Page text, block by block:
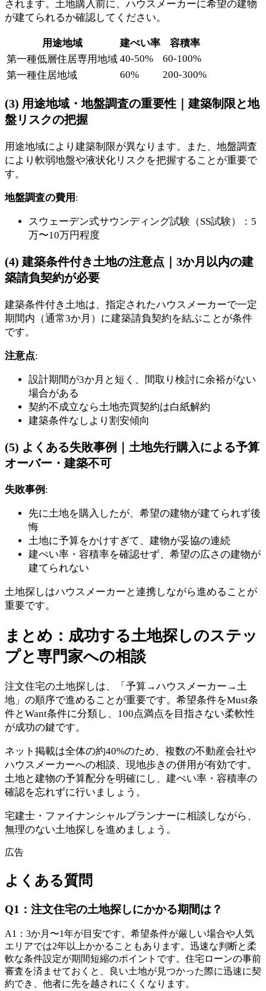
されます。土地購入前に、ハウスメーカーに希望の建物
が建てられるか確認してください。
用途地域 建ぺい率
容積率
第一種低層住居専用地域 40-50%
60-100%
第一種住居地域
60% 200-300%
(3) 用途地域・地盤調査の重要性｜建築制限と地
盤リスクの把握
用途地域により建築制限が異なります。また、地盤調査
により軟弱地盤や液状化リスクを把握することが重要で
す。
地盤調査の費用 :
スウェーデン式サウンディング試験（SS試験）：5
万〜10万円程度
(4) 建築条件付き土地の注意点｜3か月以内の建
築請負契約が必要
建築条件付き土地は、指定されたハウスメーカーで一定
期間内（通常3か月）に建築請負契約を結ぶことが条件
です。
注意点:
設計期間が3か月と短く、間取り検討に余裕がない
場合がある
契約不成立なら土地売買契約は白紙解約
建築条件なしより割安傾向
(5) よくある失敗事例｜土地先行購入による予算
オーバー・建築不可
失敗事例 :
先に土地を購入したが、希望の建物が建てられず後
悔
土地に予算をかけすぎて、建物が妥協の連続
建ぺい率・容積率を確認せず、希望の広さの建物が
建てられない
土地探しはハウスメーカーと連携しながら進めることが
重要です。
まとめ：成功する土地探しのステッ
プと専門家への相談
注文住宅の土地探しは、「予算→ハウスメーカー→土
地」の順序で進めることが重要です。希望条件をMust条
件とWant条件に分類し、100点満点を目指さない柔軟性
が成功の鍵です。
ネット掲載は全体の約40%のため、複数の不動産会社や
ハウスメーカーへの相談、現地歩きの併用が有効です。
土地と建物の予算配分を明確にし、建ぺい率・容積率の
確認を忘れずに行いましょう。
宅建士・ファイナンシャルプランナーに相談しながら、
無理のない土地探しを進めましょう。
広告
よくある質問
Q1 ： 注文住宅の土地探しにかかる期間は？
A1 ： 3か月〜1年が目安です。希望条件が厳しい場合や人気
エリアでは2年以上かかることもあります。迅速な判断と柔
軟な条件設定が期間短縮のポイントです。住宅ローンの事前
審査を済ませておくと、良い土地が見つかった際に迅速に契
約でき、他者に先を越されにくくなります。